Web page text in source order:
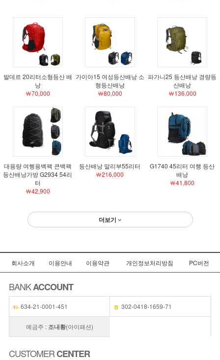
발데르 20리터소형등산 배
낭
￦70,000
가이아15 여성등산배낭 소
형등산배낭
￦80,000
파가니25 등산배낭 경량등
산배낭
￦136,000
대용량 여행용백팩 큰백팩
등산배낭가방 G2934 54리
터
￦42,900
등산배낭 말리부55리터
￦216,000
G1740 45리터 여행 등산
배낭
￦41,800
더보기
회사소개 이용안내 이용약관 개인정보처리방침 PC버전
BANKACCOUNT
634-21-0001-451 302-0418-1659-71
예금주 : 조내황(아이패션)
CUSTOMERCENTER